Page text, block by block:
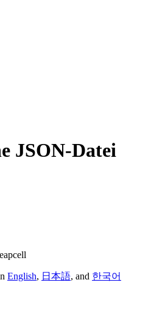
JSON-Datei
English, 日本語, and 한국어